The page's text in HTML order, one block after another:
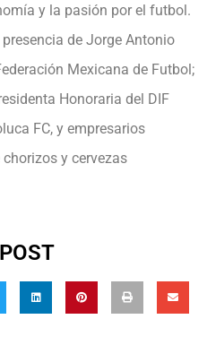
y la pasión por el futbol.
de Jorge Antonio
Mexicana de Futbol;
Honoraria del DIF
FC, y empresarios
y cervezas